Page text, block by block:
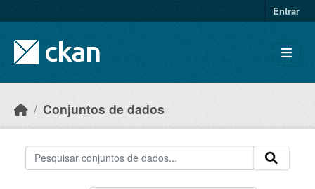
Entrar
Conjuntos de dados